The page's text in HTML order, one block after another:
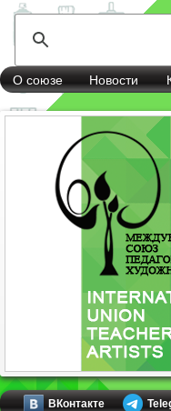
О союзе Новости
ВКонтакте